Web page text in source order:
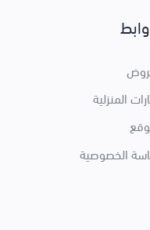
المنزلية
الخصوصية